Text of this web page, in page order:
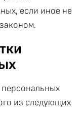
если иное не
из следующих